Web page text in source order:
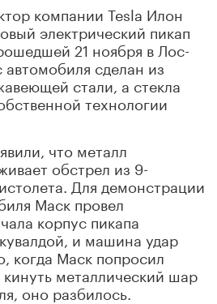
компании Tesla Илон
электрический пикап
21 ноября в Лос-
сделан из
стали, а стекла
технологии
что металл
обстрел из 9-
Для демонстрации
Маск провел
корпус пикапа
и машина удар
когда Маск попросил
металлический шар
оно разбилось.